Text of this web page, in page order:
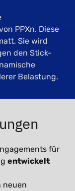
PPXn. Diese
Sie wird
den Stick-
Belastung.
für
entwickelt
neuen